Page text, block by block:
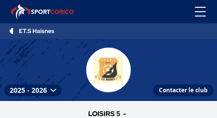
ET.S Haisnes
Contacter le club
LOISIRS 5 -